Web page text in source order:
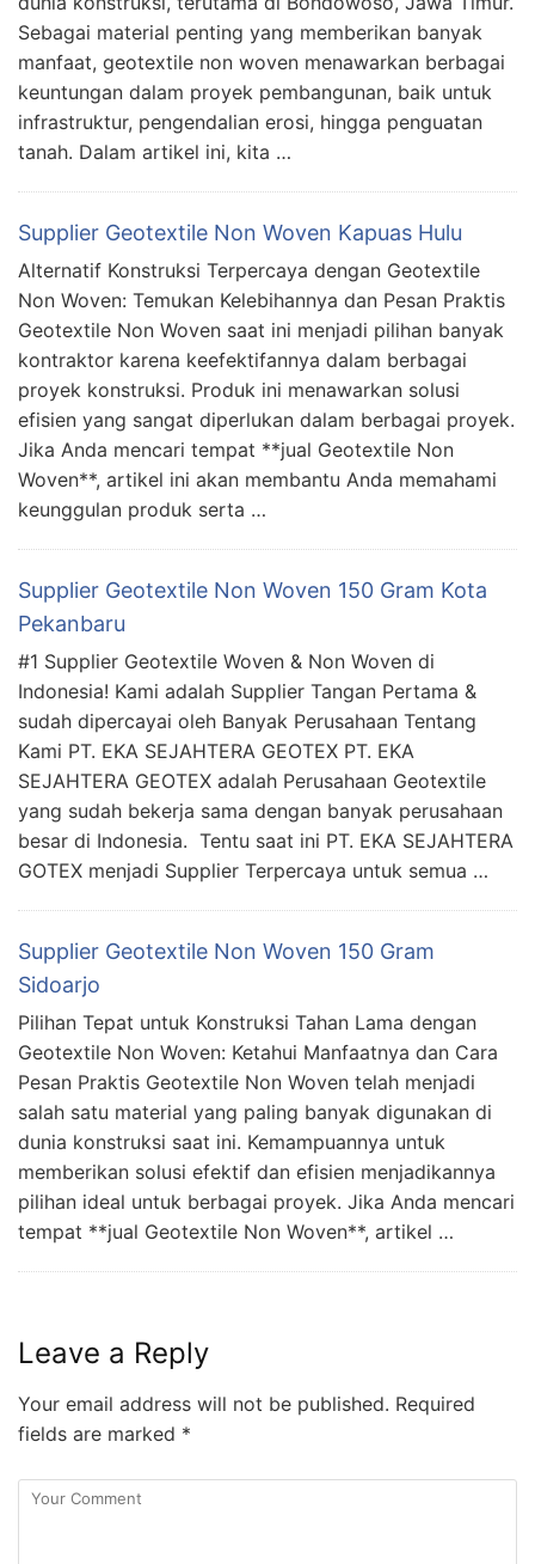
Sebagai material penting yang memberikan banyak
manfaat, geotextile non woven menawarkan berbagai
keuntungan dalam proyek pembangunan, baik untuk
infrastruktur, pengendalian erosi, hingga penguatan
tanah. Dalam artikel ini, kita …
Supplier Geotextile Non Woven Kapuas Hulu
Alternatif Konstruksi Terpercaya dengan Geotextile
Non Woven: Temukan Kelebihannya dan Pesan Praktis
Geotextile Non Woven saat ini menjadi pilihan banyak
kontraktor karena keefektifannya dalam berbagai
proyek konstruksi. Produk ini menawarkan solusi
efisien yang sangat diperlukan dalam berbagai proyek.
Jika Anda mencari tempat **jual Geotextile Non
Woven**, artikel ini akan membantu Anda memahami
keunggulan produk serta …
Supplier Geotextile Non Woven 150 Gram Kota
Pekanbaru
#1 Supplier Geotextile Woven & Non Woven di
Indonesia! Kami adalah Supplier Tangan Pertama &
sudah dipercayai oleh Banyak Perusahaan Tentang
Kami PT. EKA SEJAHTERA GEOTEX PT. EKA
SEJAHTERA GEOTEX adalah Perusahaan Geotextile
yang sudah bekerja sama dengan banyak perusahaan
besar di Indonesia. Tentu saat ini PT. EKA SEJAHTERA
GOTEX menjadi Supplier Terpercaya untuk semua …
Supplier Geotextile Non Woven 150 Gram
Sidoarjo
Pilihan Tepat untuk Konstruksi Tahan Lama dengan
Geotextile Non Woven: Ketahui Manfaatnya dan Cara
Pesan Praktis Geotextile Non Woven telah menjadi
salah satu material yang paling banyak digunakan di
dunia konstruksi saat ini. Kemampuannya untuk
memberikan solusi efektif dan efisien menjadikannya
pilihan ideal untuk berbagai proyek. Jika Anda mencari
tempat **jual Geotextile Non Woven**, artikel …
Leave a Reply
Your email address will not be published. Required
fields are marked *